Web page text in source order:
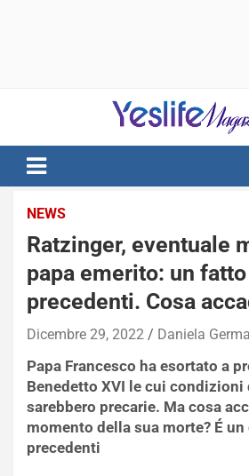
notizie di intrattenimento
NEWS
Ratzinger, eventuale
papa emerito: un
precedenti. Cosa
Dicembre 29, 2022 Daniela
Papa Francesco ha esortato a
Benedetto XVI le cui condizioni
sarebbero precarie. Ma cosa
momento della sua morte? É un
precedenti